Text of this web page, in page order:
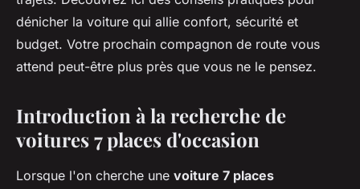
dénicher la voiture qui allie confort, sécurité et
budget. Votre prochain compagnon de route vous
attend peut-être plus près que vous ne le pensez.
Introduction à la recherche de
voitures 7 places d'occasion
Lorsque l'on cherche une voiture 7 places